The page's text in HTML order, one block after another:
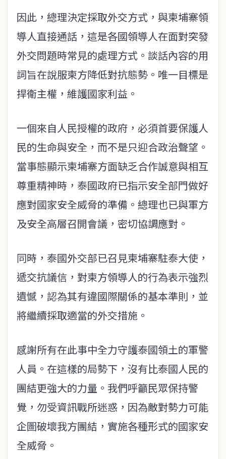
因此，總理決定採取外交方式，與柬埔寨領
導人直接通話，這是各國領導人在面對突發
外交問題時常見的處理方式。談話內容的用
詞旨在說服柬方降低對抗態勢。唯一目標是
捍衛主權，維護國家利益。
一個來自人民授權的政府，必須首要保護人
民的生命與安全，而不是只迎合政治聲望。
當事態顯示柬埔寨方面缺乏合作誠意與相互
尊重精神時，泰國政府已指示安全部門做好
應對國家安全威脅的準備。總理也已與軍方
及安全高層召開會議，密切協調應對。
同時，泰國外交部已召見柬埔寨駐泰大使，
遞交抗議信，對柬方領導人的行為表示強烈
遺憾，認為其有違國際關係的基本準則，並
將繼續採取適當的外交措施。
感謝所有在此事中全力守護泰國領土的軍警
人員。在這樣的局勢下，沒有比泰國人民的
團結更強大的力量。我們呼籲民眾保持警
覺，勿受資訊戰所迷惑，因為敵對勢力可能
企圖破壞我方團結，實施各種形式的國家安
全威脅。